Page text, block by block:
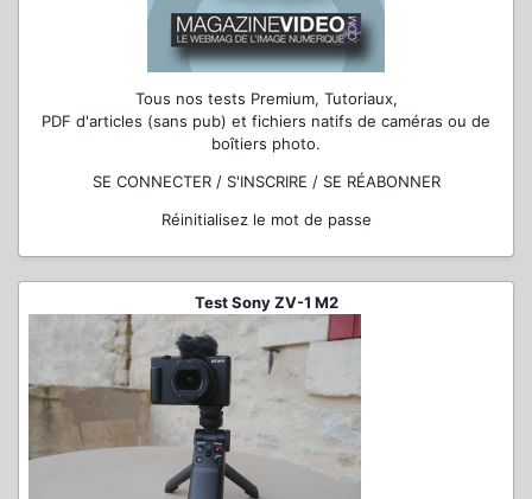
Tous nos tests Premium, Tutoriaux,
PDF d'articles (sans pub) et fichiers natifs de caméras ou de
boîtiers photo.
SE CONNECTER / S'INSCRIRE / SE RÉABONNER
Réinitialisez le mot de passe
Test Sony ZV-1 M2